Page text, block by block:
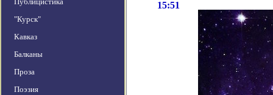
"Курск"
Кавказ
Балканы
Проза
Поэзия
15:51